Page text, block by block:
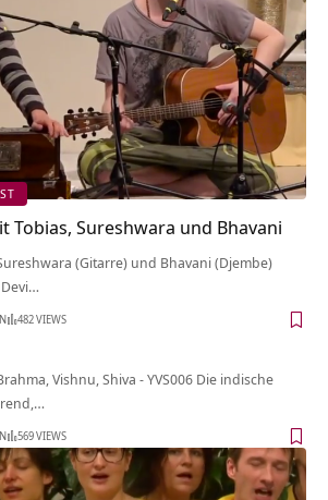
Tobias, Sureshwara und Bhavani
(Gitarre) und Bhavani (Djembe)
482 VIEWS
Vishnu, Shiva - YVS006 Die indische
569 VIEWS